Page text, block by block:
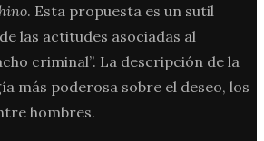
. Esta propuesta es un sutil
las actitudes asociadas al
criminal”. La descripción de la
más poderosa sobre el deseo, los
hombres.